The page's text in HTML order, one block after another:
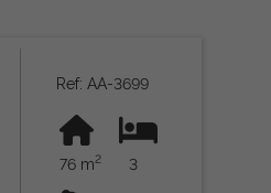
Ref: AA-3699
76 m2 3